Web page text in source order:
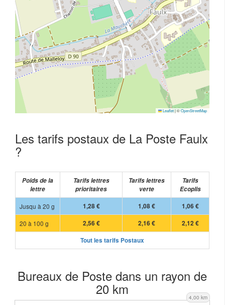
Leaflet|©OpenStreetMap
Les tarifs postaux de La Poste Faulx
?
Poids de la
lettre
Tarifs lettres
prioritaires
Tarifs lettres
verte
Tarifs
Ecoplis
Jusqu à 20 g
1,28 € 1,08 €
1,06 €
20 à 100 g
2,56 € 2,16 €
2,12 €
Tout les tarifs Postaux
Bureaux de Poste dans un rayon de
20 km 4,00 km